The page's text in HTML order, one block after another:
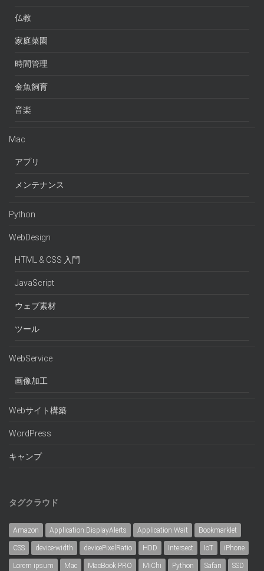
仏教
家庭菜園
時間管理
金魚飼育
音楽
Mac
アプリ
メンテナンス
Python
WebDesign
HTML & CSS 入門
JavaScript
ウェブ素材
ツール
WebService
画像加工
Webサイト構築
WordPress
キャンプ
タグクラウド
Amazon Application.DisplayAlerts Application.Wait Bookmarklet
CSS device-width devicePixelRatio HDD Intersect IoT iPhone
Lorem ipsum Mac MacBook PRO MiChi Python Safari SSD